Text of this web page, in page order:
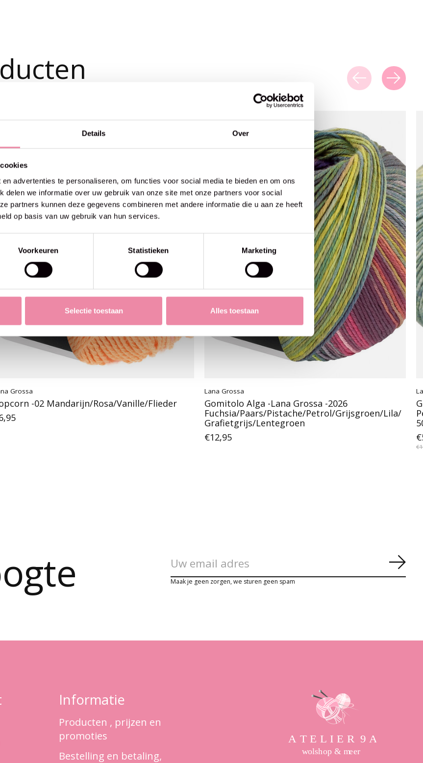
Details Over
advertenties te personaliseren, om functies voor social media te bieden en om ons
delen we informatie over uw gebruik van onze site met onze partners voor social
partners kunnen deze gegevens combineren met andere informatie die u aan ze heeft
op basis van uw gebruik van hun services.
Voorkeuren Statistieken Marketing
Selectie toestaan Alles toestaan
Grossa
-02 Mandarijn/Rosa/Vanille/Flieder
Lana Grossa
Gomitolo Alga -Lana Grossa -2026
Fuchsia/Paars/Pistache/Petrol/Grijsgroen/Lila/
Grafietgrijs/Lentegroen
€12,95
Maak je geen zorgen, we sturen geen spam
Informatie
Producten , prijzen en
promoties
Bestelling en betaling,